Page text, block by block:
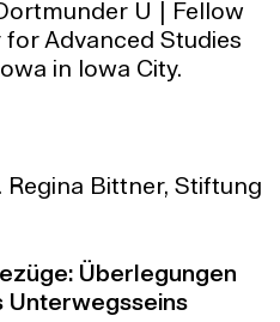
U | Fellow
Advanced Studies
in Iowa City.
Bittner, Stiftung
Überlegungen
Unterwegsseins